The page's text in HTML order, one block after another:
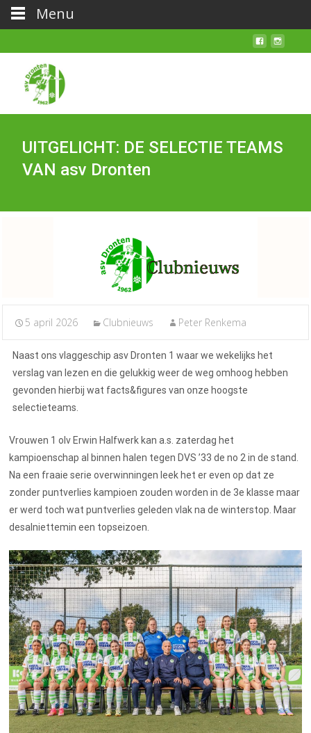
UITGELICHT: DE SELECTIE TEAMS
VAN asv Dronten
5 april 2026 Clubnieuws Peter Renkema
Naast ons vlaggeschip asv Dronten 1 waar we wekelijks het
verslag van lezen en die gelukkig weer de weg omhoog hebben
gevonden hierbij wat facts&figures van onze hoogste
selectieteams.
Vrouwen 1 olv Erwin Halfwerk kan a.s. zaterdag het
kampioenschap al binnen halen tegen DVS ’33 de no 2 in de stand.
Na een fraaie serie overwinningen leek het er even op dat ze
zonder puntverlies kampioen zouden worden in de 3e klasse maar
er werd toch wat puntverlies geleden vlak na de winterstop. Maar
desalniettemin een topseizoen.
Menu